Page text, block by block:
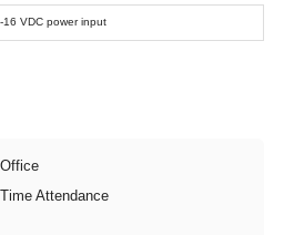
16 VDC power input
Attendance